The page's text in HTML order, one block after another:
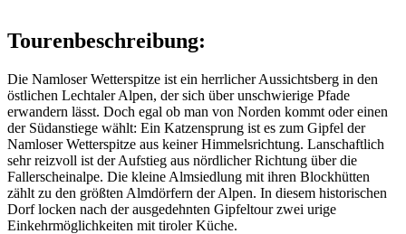
Tourenbeschreibung:
Die Namloser Wetterspitze ist ein herrlicher Aussichtsberg in den
östlichen Lechtaler Alpen, der sich über unschwierige Pfade
erwandern lässt. Doch egal ob man von Norden kommt oder einen
der Südanstiege wählt: Ein Katzensprung ist es zum Gipfel der
Namloser Wetterspitze aus keiner Himmelsrichtung. Lanschaftlich
sehr reizvoll ist der Aufstieg aus nördlicher Richtung über die
Fallerscheinalpe. Die kleine Almsiedlung mit ihren Blockhütten
zählt zu den größten Almdörfern der Alpen. In diesem historischen
Dorf locken nach der ausgedehnten Gipfeltour zwei urige
Einkehrmöglichkeiten mit tiroler Küche.